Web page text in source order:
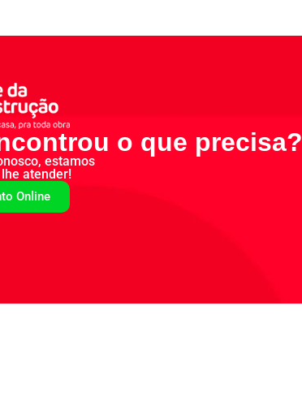
o que precisa?
estamos
atender!
Online